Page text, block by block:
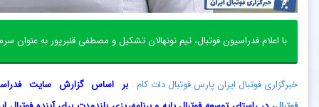
با اعلام فدراسیون فوتبال، تیم نونهالان تشکیل و مصطفی قنبرپور به عنوان
خبرگزاری فوتبال ایران پارس فوتبال دات کام : بر اساس گزارش سایت